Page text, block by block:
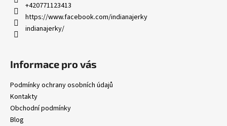
+420771123413
https://www.facebook.com/indianajerky
indianajerky/
Informace pro vás
Podmínky ochrany osobních údajů
Kontakty
Obchodní podmínky
Blog